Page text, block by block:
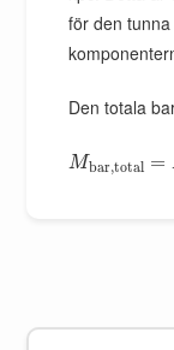
för den
Den totala
Mbar,total =